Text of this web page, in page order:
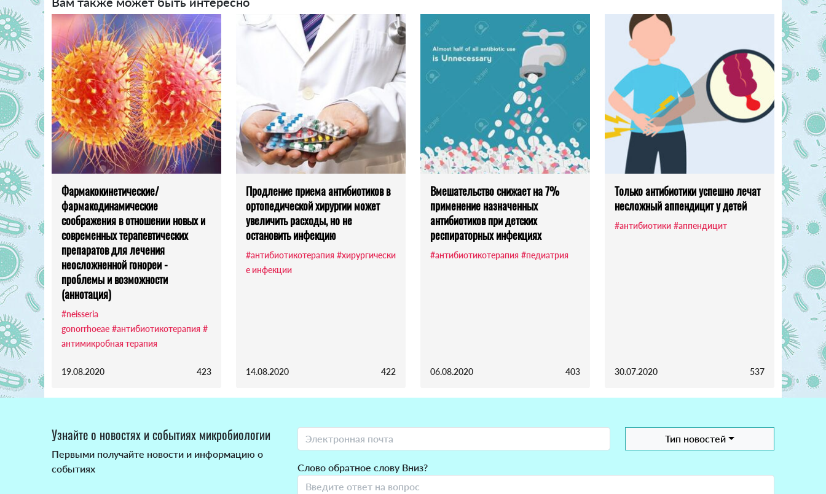
Фармакокинетические/
фармакодинамические
соображения в отношении новых и
современных терапевтических
препаратов для лечения
неосложненной гонореи -
проблемы и возможности
(аннотация)
#neisseria
gonorrhoeae #антибиотикотерапия #
антимикробная терапия
19.08.2020 423
Продление приема антибиотиков в
ортопедической хирургии может
увеличить расходы, но не
остановить инфекцию
#антибиотикотерапия #хирургически
е инфекции
14.08.2020 422
Вмешательство снижает на 7%
применение назначенных
антибиотиков при детских
респираторных инфекциях
#антибиотикотерапия #педиатрия
06.08.2020 403
Только антибиотики успешно лечат
несложный аппендицит у детей
#антибиотики #аппендицит
30.07.2020 537
Узнайте о новостях и событиях микробиологии
Первыми получайте новости и информацию о
событиях
Тип новостей
Слово обратное слову Вниз?